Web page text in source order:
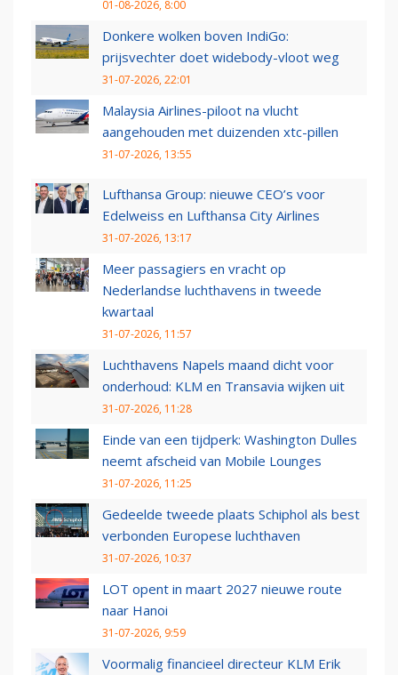
01-08-2026, 8:00
Donkere wolken boven IndiGo:
prijsvechter doet widebody-vloot weg
31-07-2026, 22:01
Malaysia Airlines-piloot na vlucht
aangehouden met duizenden xtc-pillen
31-07-2026, 13:55
Lufthansa Group: nieuwe CEO’s voor
Edelweiss en Lufthansa City Airlines
31-07-2026, 13:17
Meer passagiers en vracht op
Nederlandse luchthavens in tweede
kwartaal
31-07-2026, 11:57
Luchthavens Napels maand dicht voor
onderhoud: KLM en Transavia wijken uit
31-07-2026, 11:28
Einde van een tijdperk: Washington Dulles
neemt afscheid van Mobile Lounges
31-07-2026, 11:25
Gedeelde tweede plaats Schiphol als best
verbonden Europese luchthaven
31-07-2026, 10:37
LOT opent in maart 2027 nieuwe route
naar Hanoi
31-07-2026, 9:59
Voormalig financieel directeur KLM Erik